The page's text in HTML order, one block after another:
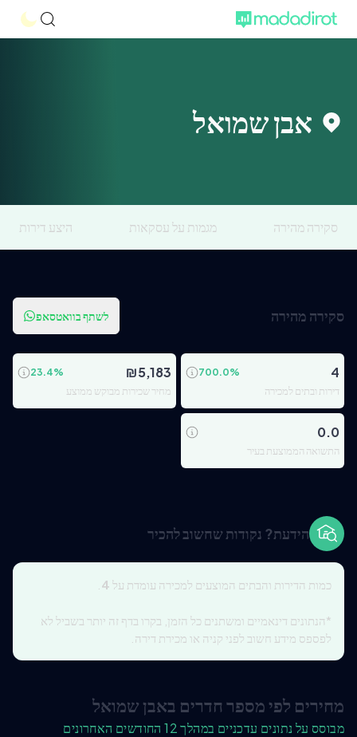
אבן שמואל
סקירה מהירה מגמות על עסקאות היצע דירות
סקירה מהירה לשתף בוואטסאפ
4
700.0%
דירות ובתים למכירה
₪5,183
23.4%
מחיר שכירות מבוקש ממוצע
0.0
התשואה הממוצעת בעיר
הידעת? נקודות שחשוב להכיר
כמות הדירות והבתים המוצעים למכירה עומדת על 4
*הנתונים דינאמיים ומשתנים כל הזמן, בקרו בדף זה יותר בשביל לא
לפספס מידע חשוב לפני קניה או מכירת דירה.
מחירים לפי מספר חדרים באבן שמואל
מבוסס על נתונים עדכניים במהלך 12 החודשים האחרונים